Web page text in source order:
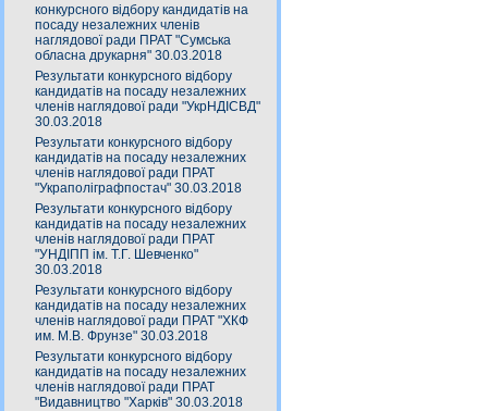
конкурсного відбору кандидатів на
посаду незалежних членів
наглядової ради ПРАТ "Сумська
обласна друкарня" 30.03.2018
Результати конкурсного відбору
кандидатів на посаду незалежних
членів наглядової ради "УкрНДІСВД"
30.03.2018
Результати конкурсного відбору
кандидатів на посаду незалежних
членів наглядової ради ПРАТ
"Украполіграфпостач" 30.03.2018
Результати конкурсного відбору
кандидатів на посаду незалежних
членів наглядової ради ПРАТ
"УНДІПП ім. Т.Г. Шевченко"
30.03.2018
Результати конкурсного відбору
кандидатів на посаду незалежних
членів наглядової ради ПРАТ "ХКФ
им. М.В. Фрунзе" 30.03.2018
Результати конкурсного відбору
кандидатів на посаду незалежних
членів наглядової ради ПРАТ
"Видавництво "Харків" 30.03.2018